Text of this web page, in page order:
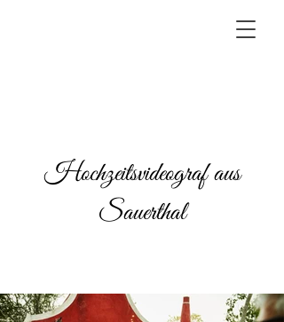
Hochzeitsvideograf aus
Sauerthal